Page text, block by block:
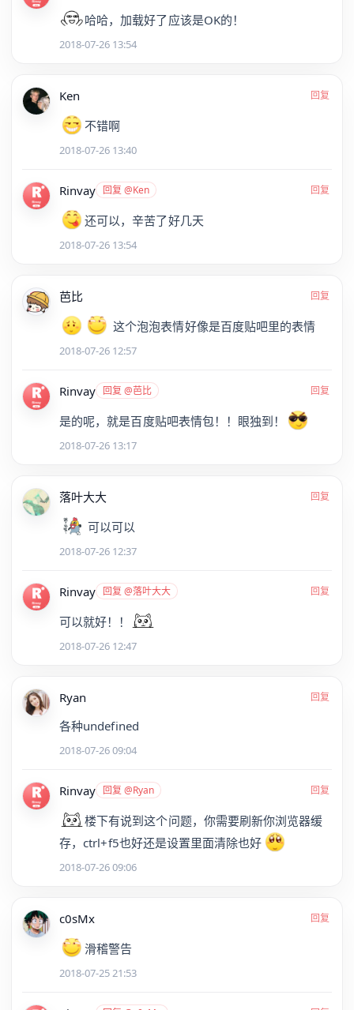
哈哈，加载好了应该是OK的！
2018-07-26 13:54
Ken 回复
不错啊
2018-07-26 13:40
Rinvay 回复 @Ken 回复
还可以，辛苦了好几天
2018-07-26 13:54
芭比 回复
这个泡泡表情好像是百度贴吧里的表情
2018-07-26 12:57
Rinvay 回复 @芭比 回复
是的呢，就是百度贴吧表情包！！眼独到！
2018-07-26 13:17
落叶大大 回复
可以可以
2018-07-26 12:37
Rinvay 回复 @落叶大大 回复
可以就好！！
2018-07-26 12:47
Ryan 回复
各种undefined
2018-07-26 09:04
Rinvay 回复 @Ryan 回复
楼下有说到这个问题，你需要刷新你浏览器缓
存，ctrl+f5也好还是设置里面清除也好
2018-07-26 09:06
c0sMx 回复
滑稽警告
2018-07-25 21:53